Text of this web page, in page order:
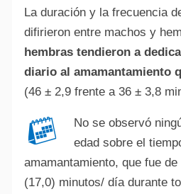
La duración y la frecuencia
difirieron entre machos y
hembras tendieron a
diario al amamantamiento
(46 ± 2,9 frente a 36 ± 3,8
No se observó
edad sobre el
amamantamiento, que fue
(17,0) minutos/ día durante